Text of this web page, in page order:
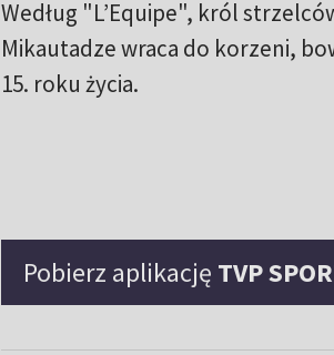
Według "L’Equipe", król
Mikautadze wraca do korzeni,
15. roku życia.
Pobierz aplikację TVP